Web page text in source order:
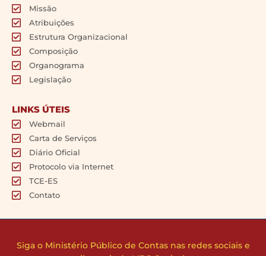
Missão
Atribuições
Estrutura Organizacional
Composição
Organograma
Legislação
LINKS ÚTEIS
Webmail
Carta de Serviços
Diário Oficial
Protocolo via Internet
TCE-ES
Contato
Siga o Ministério Público de Contas nas redes sociais e